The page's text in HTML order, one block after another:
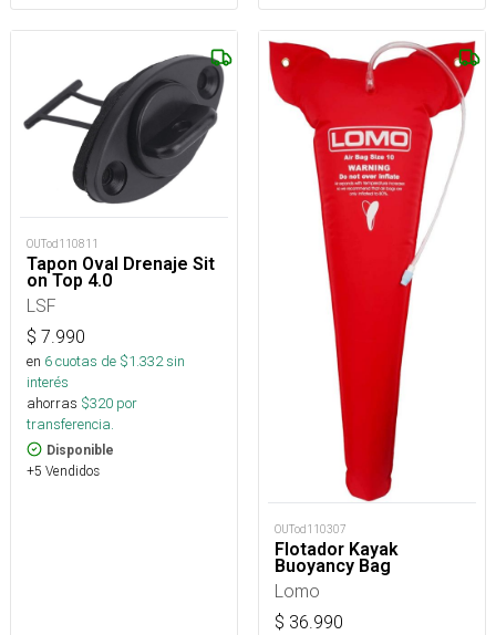
OUTod110811
Tapon Oval Drenaje Sit
on Top 4.0
LSF
$ 7.990
en 6cuotas de $1.332sin
interés
ahorras $320 por
transferencia.
Disponible
+5 Vendidos
OUTod110307
Flotador Kayak
Buoyancy Bag
Lomo
$ 36.990